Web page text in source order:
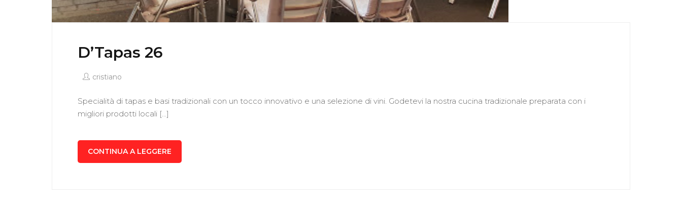
D’Tapas 26
cristiano
Specialità di tapas e basi tradizionali con un tocco innovativo e una selezione di vini. Godetevi la nostra cucina tradizionale preparata con i
migliori prodotti locali […]
CONTINUA A LEGGERE